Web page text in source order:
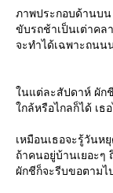
ภาพประกอบด้านบน
ขับรถช้าเป็นเต่าค
จะทำได้เฉพาะถนน
นแต่ละสัปดาห์ ผักชี
กล้หรือไกลก็ได้ เธอ
เหมือนเธอจะรู้วันห
ถ้าคนอยู่บ้านเยอะๆ
ผักชีก็จะรีบขอตามไ